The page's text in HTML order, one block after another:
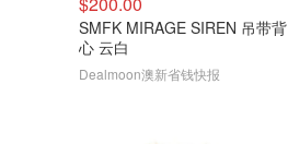
SMFK MIRAGE SIREN 吊带背
心 云白
Dealmoon澳新省钱快报